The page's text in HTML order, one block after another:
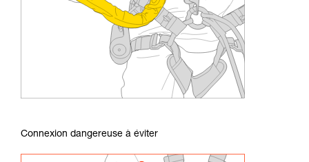
Connexion dangereuse à éviter